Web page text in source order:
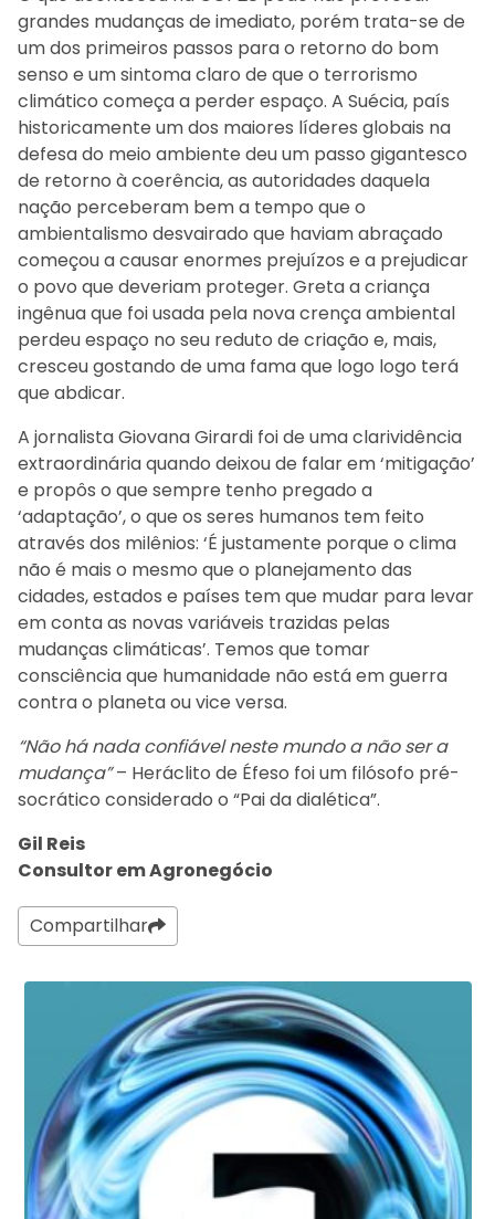
grandes mudanças de imediato, porém trata-se de
um dos primeiros passos para o retorno do bom
senso e um sintoma claro de que o terrorismo
climático começa a perder espaço. A Suécia, país
historicamente um dos maiores líderes globais na
defesa do meio ambiente deu um passo gigantesco
de retorno à coerência, as autoridades daquela
nação perceberam bem a tempo que o
ambientalismo desvairado que haviam abraçado
começou a causar enormes prejuízos e a prejudicar
o povo que deveriam proteger. Greta a criança
ingênua que foi usada pela nova crença ambiental
perdeu espaço no seu reduto de criação e, mais,
cresceu gostando de uma fama que logo logo terá
que abdicar.
A jornalista Giovana Girardi foi de uma clarividência
extraordinária quando deixou de falar em ‘mitigação’
e propôs o que sempre tenho pregado a
‘adaptação’, o que os seres humanos tem feito
através dos milênios: ‘É justamente porque o clima
não é mais o mesmo que o planejamento das
cidades, estados e países tem que mudar para levar
em conta as novas variáveis trazidas pelas
mudanças climáticas’. Temos que tomar
consciência que humanidade não está em guerra
contra o planeta ou vice versa.
“Não há nada confiável neste mundo a não ser a
mudança”– Heráclito de Éfeso foi um filósofo pré-
socrático considerado o “Pai da dialética”.
Gil Reis
Consultor em Agronegócio
Compartilhar